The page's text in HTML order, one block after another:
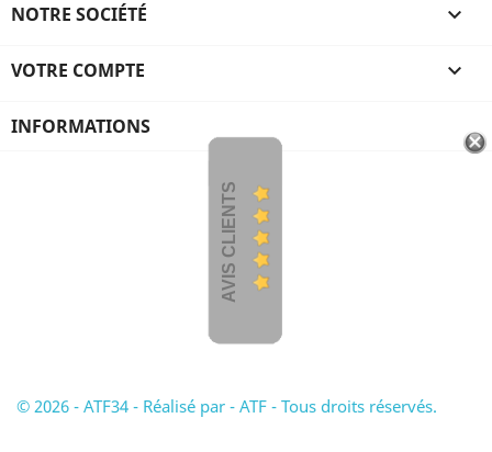
NOTRE SOCIÉTÉ 
VOTRE COMPTE 
INFORMATIONS
AVIS CLIENTS
© 2026 - ATF34 - Réalisé par - ATF - Tous droits réservés.